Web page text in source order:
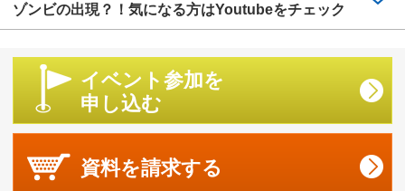
ゾンビの出現？！気になる方はYoutubeをチェック
イベント参加を
申し込む
資料を請求する